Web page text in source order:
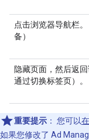
点击浏览器导航栏
备）
隐藏页面，然后返
通过切换标签页）。
重要提示 ： 您可以
如果您修改了 Ad